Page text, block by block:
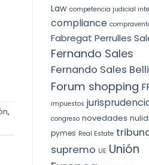
,
Law competencia judicial
compliance
Fabregat Perrulles
Fernando Sales
Fernando Sales
Forum shopping
impuestos
congreso novedades
pymes Real Estate
supremo UE Unión